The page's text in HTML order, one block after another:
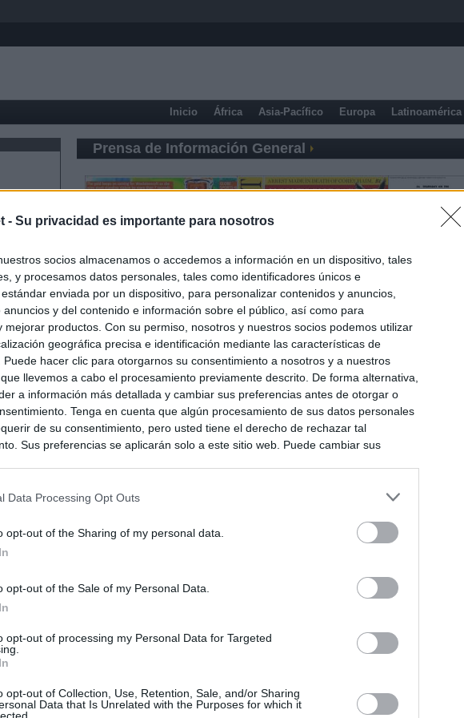
- Su privacidad es importante para nosotros
socios almacenamos o accedemos a información en un dispositivo, tales
y procesamos datos personales, tales como identificadores únicos e
enviada por un dispositivo, para personalizar contenidos y anuncios,
anuncios y del contenido e información sobre el público, así como para
mejorar productos. Con su permiso, nosotros y nuestros socios podemos utilizar
geográfica precisa e identificación mediante las características de
Puede hacer clic para otorgarnos su consentimiento a nosotros y a nuestros
llevemos a cabo el procesamiento previamente descrito. De forma alternativa,
a información más detallada y cambiar sus preferencias antes de otorgar o
Tenga en cuenta que algún procesamiento de sus datos personales
de su consentimiento, pero usted tiene el derecho de rechazar tal
Sus preferencias se aplicarán solo a este sitio web. Puede cambiar sus
Data Processing Opt Outs
opt-out of the Sharing of my personal data.
opt-out of the Sale of my Personal Data.
opt-out of processing my Personal Data for Targeted
opt-out of Collection, Use, Retention, Sale, and/or Sharing
Data that Is Unrelated with the Purposes for which it
Inicio África Asia-Pacífico Europa Latinoamérica
Prensa de Información General
Ayuso señaló por la compra del ático: "Lo que no se dice es Kiosko.net es la puerta de